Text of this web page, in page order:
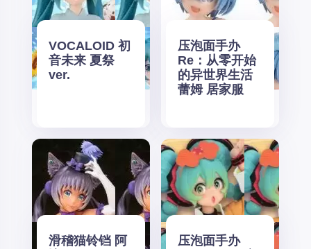
VOCALOID 初
音未来 夏祭
ver.
压泡面手办
Re：从零开始
的异世界生活
蕾姆 居家服
滑稽猫铃铛 阿
压泡面手办